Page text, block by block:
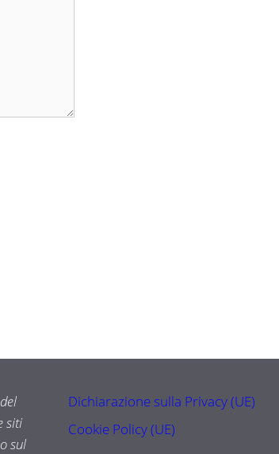
siti
sul
Dichiarazione sulla Privacy (UE)
Cookie Policy (UE)